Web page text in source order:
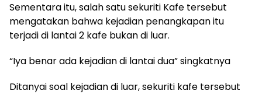
Sementara itu, salah satu sekuriti Kafe tersebut
mengatakan bahwa kejadian penangkapan itu
terjadi di lantai 2 kafe bukan di luar.
“Iya benar ada kejadian di lantai dua” singkatnya
Ditanyai soal kejadian di luar, sekuriti kafe tersebut